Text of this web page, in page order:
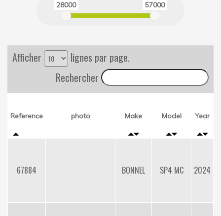
28000 57000
Afficher
lignes par page.
Rechercher
Reference photo Make Model Year
67884 BONNEL SP4 MC 2024